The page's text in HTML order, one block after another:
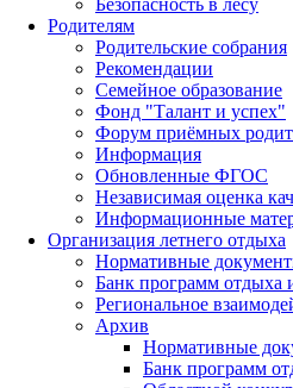
Родителям
Родительские собрания
Рекомендации
Семейное образование
Фонд "Талант и успех"
Форум приёмных
Информация
Обновленные ФГОС
Независимая оценка
Информационные
Организация летнего отдыха
Нормативные
Банк программ отдыха
Региональное
Архив
Нормативные
Банк программ